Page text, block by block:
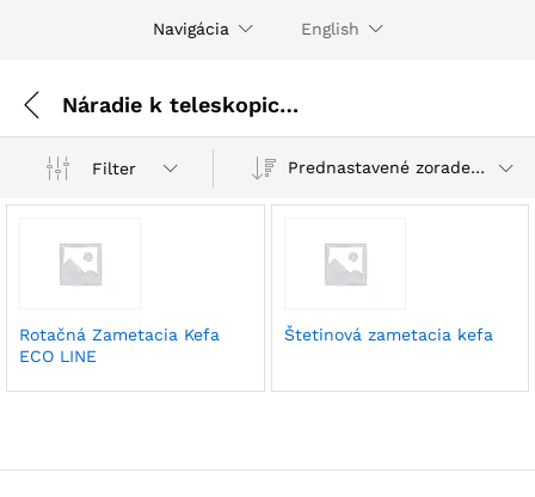
Navigácia English
Náradie k teleskopickým nakladačom
Filter Prednastavené zoradenie
Rotačná Zametacia Kefa
ECO LINE
Štetinová zametacia kefa